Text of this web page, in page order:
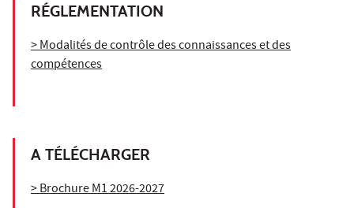
RÉGLEMENTATION
> Modalités de contrôle des connaissances et des
compétences
A TÉLÉCHARGER
> Brochure M1 2026-2027